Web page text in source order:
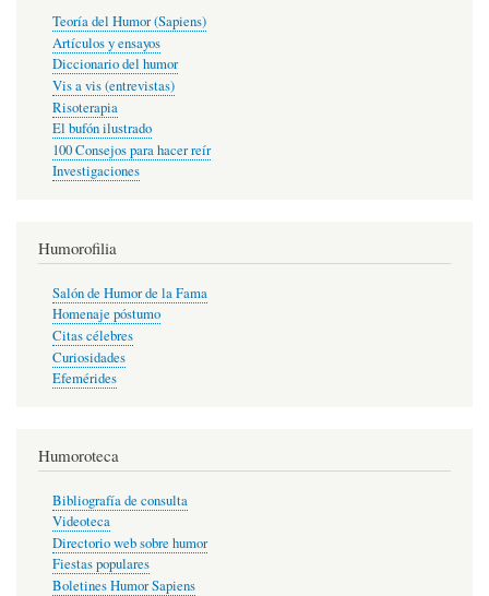
Teoría del Humor (Sapiens)
Artículos y ensayos
Diccionario del humor
Vis a vis (entrevistas)
Risoterapia
El bufón ilustrado
100 Consejos para hacer reír
Investigaciones
Humorofilia
Salón de Humor de la Fama
Homenaje póstumo
Citas célebres
Curiosidades
Efemérides
Humoroteca
Bibliografía de consulta
Videoteca
Directorio web sobre humor
Fiestas populares
Boletines Humor Sapiens